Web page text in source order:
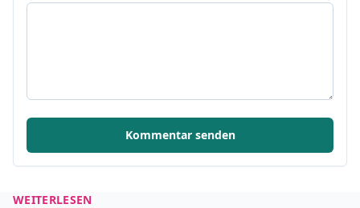
Kommentar senden
WEITERLESEN